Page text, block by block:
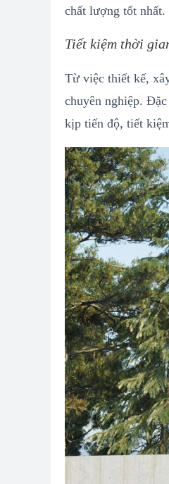
chất lượng tốt nhất.
Tiết kiệm thời
Từ việc thiết kế,
chuyên nghiệp.
kịp tiến độ, tiết